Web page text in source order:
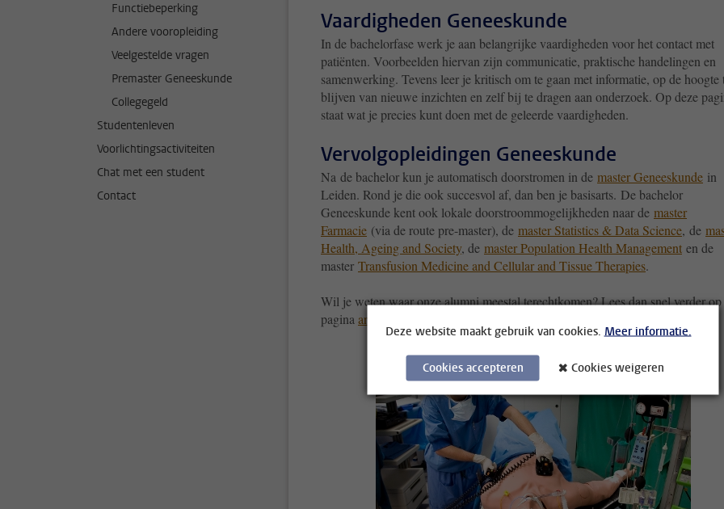
Functiebeperking
Andere vooropleiding
Veelgestelde vragen
Premaster Geneeskunde
Collegegeld
Studentenleven
Voorlichtingsactiviteiten
Chat met een student
Contact
Vaardigheden Geneeskunde
In de bachelorfase werk je aan belangrijke vaardigheden voor het contact met
patiënten. Voorbeelden hiervan zijn communicatie, praktische handelingen en
samenwerking. Tevens leer je kritisch om te gaan met informatie, op de hoogte
blijven van nieuwe inzichten en zelf bij te dragen aan onderzoek. Op deze
staat wat je precies kunt doen met de geleerde vaardigheden.
Vervolgopleidingen Geneeskunde
Na de bachelor kun je automatisch doorstromen in de master Geneeskunde in
Leiden. Rond je die ook succesvol af, dan ben je basisarts. De bachelor
Geneeskunde kent ook lokale doorstroommogelijkheden naar de master
Farmacie (via de route pre-master), de master Statistics & Data Science, de
Health, Ageing and Society, de master Population Health Management en de
master Transfusion Medicine and Cellular and Tissue Therapies.
Wil je weten waar onze alumni meestal terechtkomen? Lees dan snel verder
pagina arbeidsmarkt.
Deze website maakt gebruik van cookies. Meer informatie.
Cookies accepteren Cookies weigeren